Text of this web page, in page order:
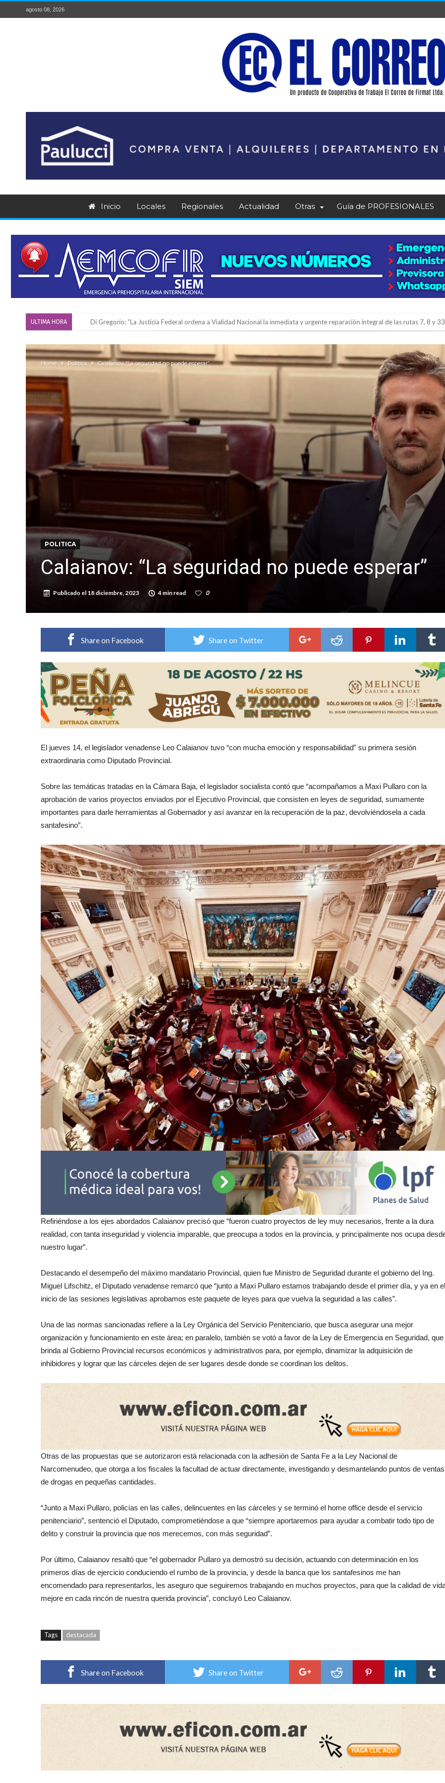
agosto 08, 2026
Inicio Locales Regionales Actualidad Otras Guía de PROFESIONALES
ULTIMA HORA Di Gregorio: “La Justicia Federal ordena a Vialidad Nacional la inmediata y urgente reparación integral de las rutas 7, 8 y
Firmat también tomó posición respecto a la ley de tierras
“La medicina nos salvó”: la emotiva historia de la firmatense que se recibió de médica y se reencontró con el doctor que
Vassalli: en potencial y con fechas diferidas, la empresa reformula sus anuncios a los trabajadores
Firmat: avanza la investigación de dos empleadas del Juzgado de Faltas por presuntas irregularidades
Villada: el viento provocó el desprendimiento del techo del galpón del ferrocarril
Violento robo en la zona rural de Firmat: maniataron a una pareja de adultos mayores
Colecta solidaria de juguetes en Firmat para el EPI y el Hospital Vilela
Home Politica Calaianov: “La seguridad no puede esperar”
POLITICA
Calaianov: “La seguridad no puede esperar”
Publicado el 18 diciembre, 2023 4 min read 0
Share on Facebook Share on Twitter
El jueves 14, el legislador venadense Leo Calaianov tuvo “con mucha emoción y responsabilidad” su primera sesión
extraordinaria como Diputado Provincial.
Sobre las temáticas tratadas en la Cámara Baja, el legislador socialista contó que “acompañamos a Maxi Pullaro con la
aprobación de varios proyectos enviados por el Ejecutivo Provincial, que consisten en leyes de seguridad, sumamente
importantes para darle herramientas al Gobernador y así avanzar en la recuperación de la paz, devolviéndosela a cada
santafesino”.
Refiriéndose a los ejes abordados Calaianov precisó que “fueron cuatro proyectos de ley muy necesarios, frente a la dura
realidad, con tanta inseguridad y violencia imparable, que preocupa a todos en la provincia, y principalmente nos ocupa
nuestro lugar”.
Destacando el desempeño del máximo mandatario Provincial, quien fue Ministro de Seguridad durante el gobierno del Ing.
Miguel Lifschitz, el Diputado venadense remarcó que “junto a Maxi Pullaro estamos trabajando desde el primer día, y ya en el
inicio de las sesiones legislativas aprobamos este paquete de leyes para que vuelva la seguridad a las calles”.
Una de las normas sancionadas refiere a la Ley Orgánica del Servicio Penitenciario, que busca asegurar una mejor
organización y funcionamiento en este área; en paralelo, también se votó a favor de la Ley de Emergencia en Seguridad, que
brinda al Gobierno Provincial recursos económicos y administrativos para, por ejemplo, dinamizar la adquisición de
inhibidores y lograr que las cárceles dejen de ser lugares desde donde se coordinan los delitos.
Otras de las propuestas que se autorizaron está relacionada con la adhesión de Santa Fe a la Ley Nacional de
Narcomenudeo, que otorga a los fiscales la facultad de actuar directamente, investigando y desmantelando puntos de ventas
de drogas en pequeñas cantidades.
“Junto a Maxi Pullaro, policías en las calles, delincuentes en las cárceles y se terminó el home office desde el servicio
penitenciario”, sentenció el Diputado, comprometiéndose a que “siempre aportaremos para ayudar a combatir todo tipo de
delito y construir la provincia que nos merecemos, con más seguridad”.
Por último, Calaianov resaltó que “el gobernador Pullaro ya demostró su decisión, actuando con determinación en los
primeros días de ejercicio conduciendo el rumbo de la provincia, y desde la banca que los santafesinos me han
encomendado para representarlos, les aseguro que seguiremos trabajando en muchos proyectos, para que la calidad de
mejore en cada rincón de nuestra querida provincia”, concluyó Leo Calaianov.
Tags destacada
Share on Facebook Share on Twitter